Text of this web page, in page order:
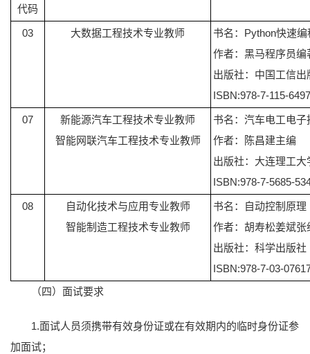
代码
03 大数据工程技术专业教师
书名：Python快速
作者：黑马程序员编
出版社：中国工信
ISBN:978-7-115-
07
新能源汽车工程技术专业教师
智能网联汽车工程技术专业教师
书名：汽车电工电
作者：陈昌建主编
出版社：大连理工大
ISBN:978-7-5685-
08
自动化技术与应用专业教师
智能制造工程技术专业教师
书名：自动控制原理
作者：胡寿松姜斌张
出版社：科学出版社
ISBN:978-7-03-
（四）面试要求
1.面试人员须携带有效身份证或在有效期内的临时身份证参
加面试；